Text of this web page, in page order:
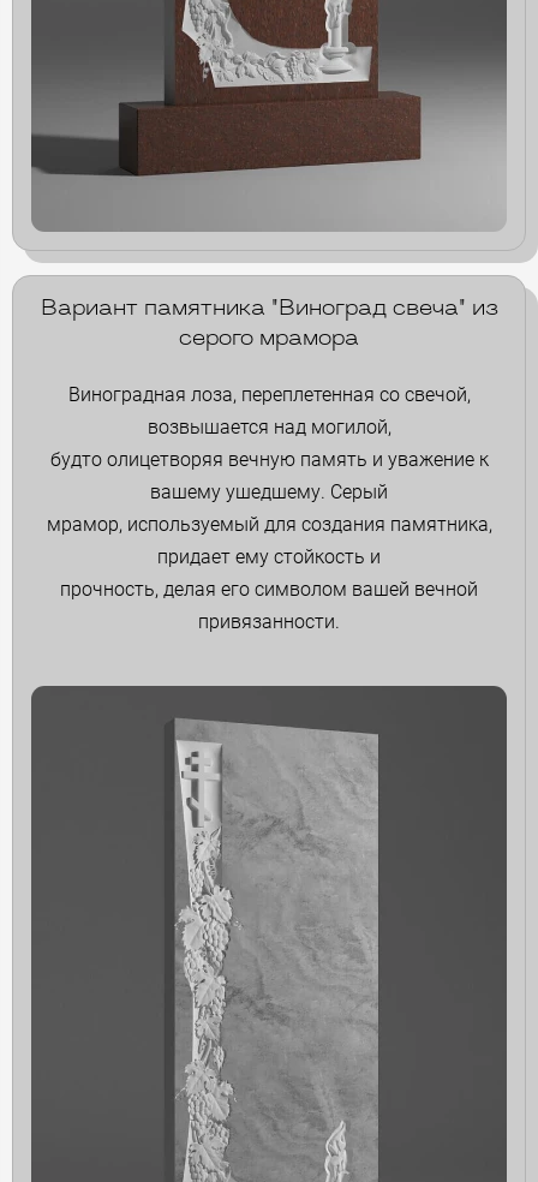
Вариант памятника "Виноград свеча" из
серого мрамора
Виноградная лоза, переплетенная со свечой,
возвышается над могилой,
будто олицетворяя вечную память и уважение к
вашему ушедшему. Серый
мрамор, используемый для создания памятника,
придает ему стойкость и
прочность, делая его символом вашей вечной
привязанности.